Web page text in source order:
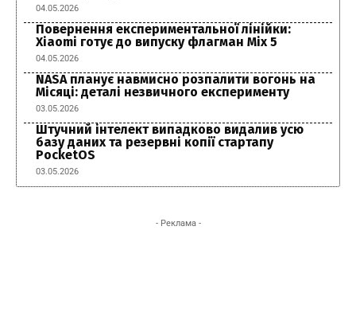
04.05.2026
Повернення експериментальної лінійки:
Xiaomi готує до випуску флагман Mix 5
04.05.2026
NASA планує навмисно розпалити вогонь на
Місяці: деталі незвичного експерименту
03.05.2026
Штучний інтелект випадково видалив усю
базу даних та резервні копії стартапу
PocketOS
03.05.2026
- Реклама -